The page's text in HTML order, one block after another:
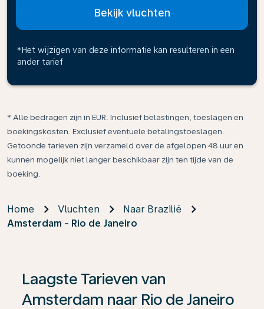
Bekijk vluchten
*Het wijzigen van deze informatie kan resulteren in een
ander tarief
* Alle bedragen zijn in EUR. Inclusief belastingen, toeslagen en
boekingskosten. Exclusief eventuele betalingstoeslagen.
Getoonde tarieven zijn verzameld over de afgelopen 48 uur en
kunnen mogelijk niet langer beschikbaar zijn ten tijde van de
boeking.
Home Vluchten
Naar Brazilië
Amsterdam - Rio de Janeiro
Laagste Tarieven van
Amsterdam naar Rio de Janeiro